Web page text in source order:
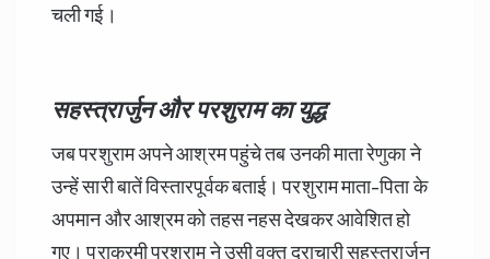
चली गई।
सहस्त्रार्जुन और परशुराम का युद्ध
जब परशुराम अपने आश्रम पहुंचे तब उनकी माता रेणुका ने
उन्हें सारी बातें विस्तारपूर्वक बताई। परशुराम माता-पिता के
अपमान और आश्रम को तहस नहस देखकर आवेशित हो
गए। पराक्रमी परशुराम ने उसी वक्त दुराचारी सहस्त्रार्जुन